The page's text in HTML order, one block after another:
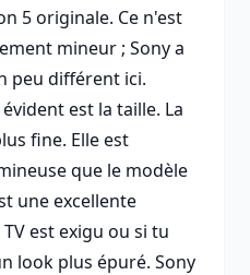
5 originale. Ce n'est
mineur ; Sony a
peu différent ici.
est la taille. La
fine. Elle est
que le modèle
une excellente
est exigu ou si tu
look plus épuré. Sony